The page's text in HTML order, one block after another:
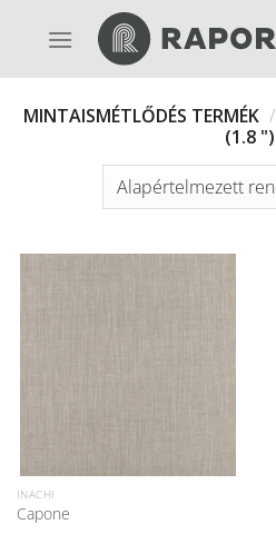
MINTAISMÉTLŐDÉS TERMÉK /
(1.8 ")
INACHI
Capone